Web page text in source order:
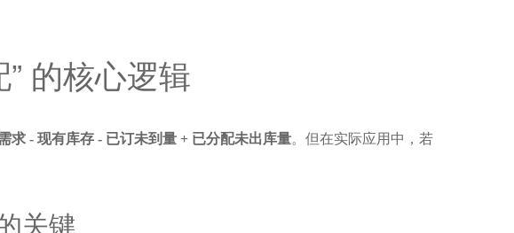
的核心逻辑
求 - 现有库存 - 已订未到量 + 已分配未出库量。但在实际应用中，若
关键